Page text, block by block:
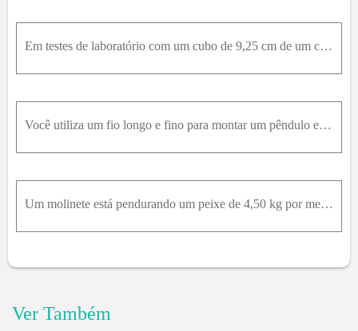
Em testes de laboratório com um cubo de 9,25 cm de um certo material, uma força de 1.375 N, direcionada ao cubo a 8,50° (Figura E11.37), faz com que o cubo se deforme por um ângulo de 1,24°. Qual é o
Você utiliza um fio longo e fino para montar um pêndulo em uma feira de ciências. O fio tem um comprimento não esticado de 22,0 m e uma seção reta com diâmetro de 0,860 mm; ele é feito de uma liga com
Um molinete está pendurando um peixe de 4,50 kg por meio de um fio de aço com 1,50 m de comprimento e cuja seção reta possui área de 5,0 103 cm2 . A extremidade superior do fio está firmemente presa a
Ver Também